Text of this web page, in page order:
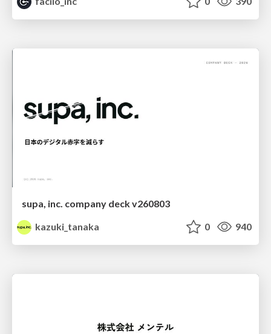
supa, inc. company deck v260803
kazuki_tanaka
0 940